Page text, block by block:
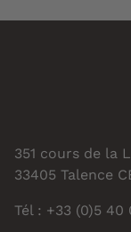
351 cours de la
33405 Talence
Tél : +33 (0)5 40